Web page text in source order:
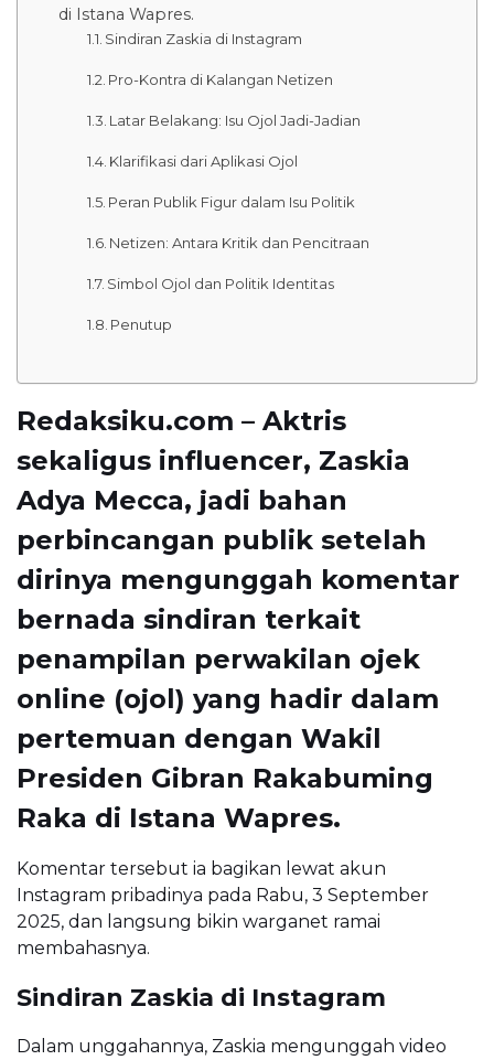
di Istana Wapres.
Sindiran Zaskia di Instagram
Pro-Kontra di Kalangan Netizen
Latar Belakang: Isu Ojol Jadi-Jadian
Klarifikasi dari Aplikasi Ojol
Peran Publik Figur dalam Isu Politik
Netizen: Antara Kritik dan Pencitraan
Simbol Ojol dan Politik Identitas
Penutup
Redaksiku.com – Aktris
sekaligus influencer, Zaskia
Adya Mecca, jadi bahan
perbincangan publik setelah
dirinya mengunggah komentar
bernada sindiran terkait
penampilan perwakilan ojek
online (ojol) yang hadir dalam
pertemuan dengan Wakil
Presiden Gibran Rakabuming
Raka di Istana Wapres.
Komentar tersebut ia bagikan lewat akun
Instagram pribadinya pada Rabu, 3 September
2025, dan langsung bikin warganet ramai
membahasnya.
Sindiran Zaskia di Instagram
Dalam unggahannya, Zaskia mengunggah video